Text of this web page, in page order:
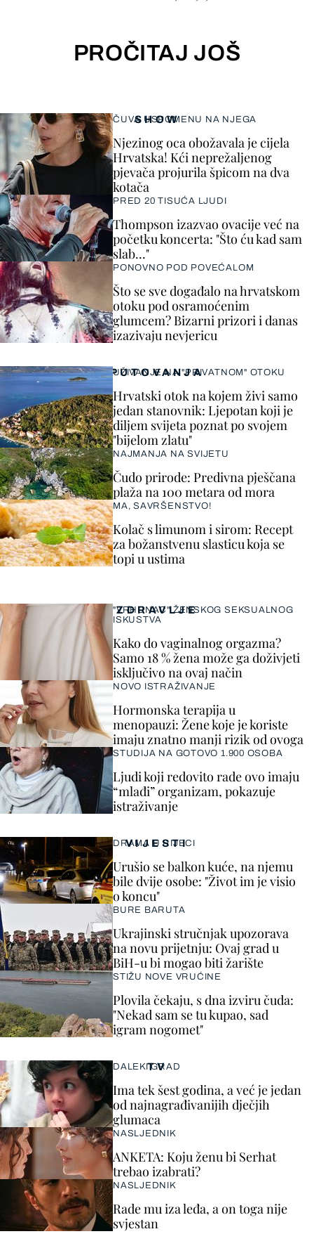
PROČITAJ JOŠ
VIJESTI
DRAMA U RIJECI
Urušio se balkon kuće, na njemu
bile dvije osobe: "Život im je visio
o koncu"
BURE BARUTA
Ukrajinski stručnjak upozorava
na novu prijetnju: Ovaj grad u
BiH-u bi mogao biti žarište
STIŽU NOVE VRUĆINE
Plovila čekaju, s dna izviru čuda:
"Nekad sam se tu kupao, sad
igram nogomet"
SHOW
ČUVA USPOMENU NA NJEGA
Njezinog oca obožavala je cijela
Hrvatska! Kći neprežaljenog
pjevača projurila špicom na dva
kotača
PRED 20 TISUĆA LJUDI
Thompson izazvao ovacije već na
početku koncerta: "Što ću kad sam
slab..."
PONOVNO POD POVEĆALOM
Što se sve događalo na hrvatskom
otoku pod osramoćenim
glumcem? Bizarni prizori i danas
izazivaju nevjericu
ZDRAVLJE
"VRHUNAC" ŽENSKOG SEKSUALNOG
ISKUSTVA
Kako do vaginalnog orgazma?
Samo 18 % žena može ga doživjeti
isključivo na ovaj način
NOVO ISTRAŽIVANJE
Hormonska terapija u
menopauzi: Žene koje je koriste
imaju znatno manji rizik od ovoga
STUDIJA NA GOTOVO 1.900 OSOBA
Ljudi koji redovito rade ovo imaju
“mlađi” organizam, pokazuje
istraživanje
TV
DALEKI GRAD
Ima tek šest godina, a već je jedan
od najnagrađivanijih dječjih
glumaca
NASLJEDNIK
ANKETA: Koju ženu bi Serhat
trebao izabrati?
NASLJEDNIK
Rade mu iza leđa, a on toga nije
svjestan
PUTOVANJA
UŽIVANJE NA "PRIVATNOM" OTOKU
Hrvatski otok na kojem živi samo
jedan stanovnik: Ljepotan koji je
diljem svijeta poznat po svojem
"bijelom zlatu"
NAJMANJA NA SVIJETU
Čudo prirode: Predivna pješčana
plaža na 100 metara od mora
MA, SAVRŠENSTVO!
Kolač s limunom i sirom: Recept
za božanstvenu slasticu koja se
topi u ustima